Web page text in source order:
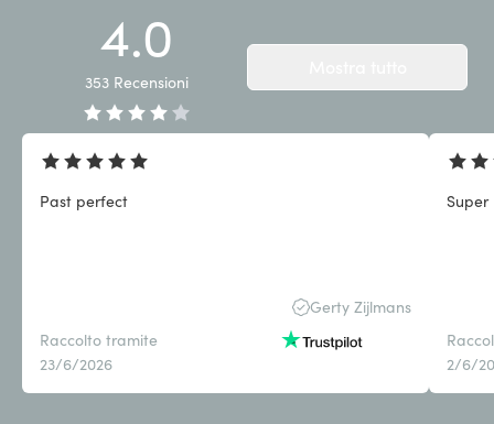
4.0
353 Recensioni
Past perfect
Gerty Zijlmans
Raccolto tramite
23/6/2026
2/6/